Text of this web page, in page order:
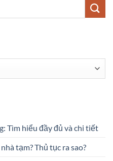
Tìm hiểu đầy đủ và chi tiết
tạm? Thủ tục ra sao?